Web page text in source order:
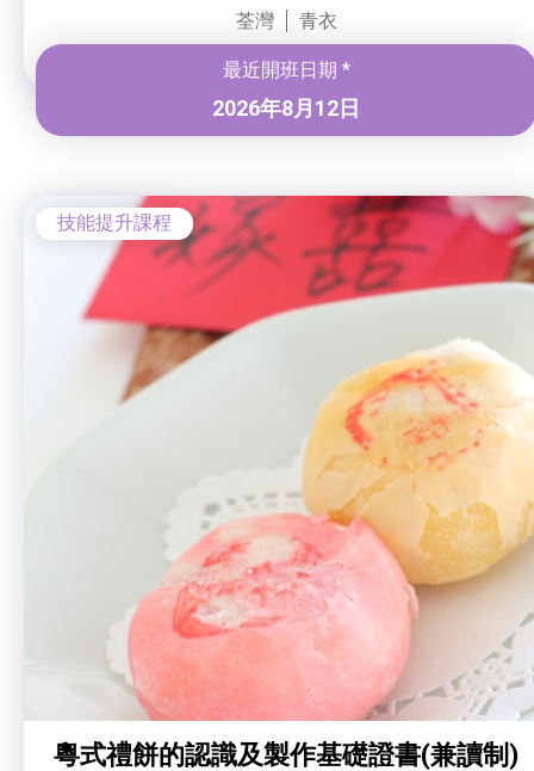
荃灣
青衣
最近開班日期 *
2026年8月12日
技能提升課程
粵式禮餅的認識及製作基礎證書(兼讀制)